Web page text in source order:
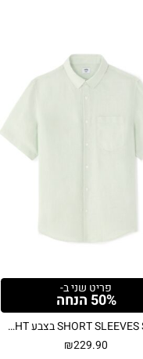
פריט שני ב-
50% הנחה
SHORT SLEEVES SHIRT בצבע GREEN LIGHT
₪229.90